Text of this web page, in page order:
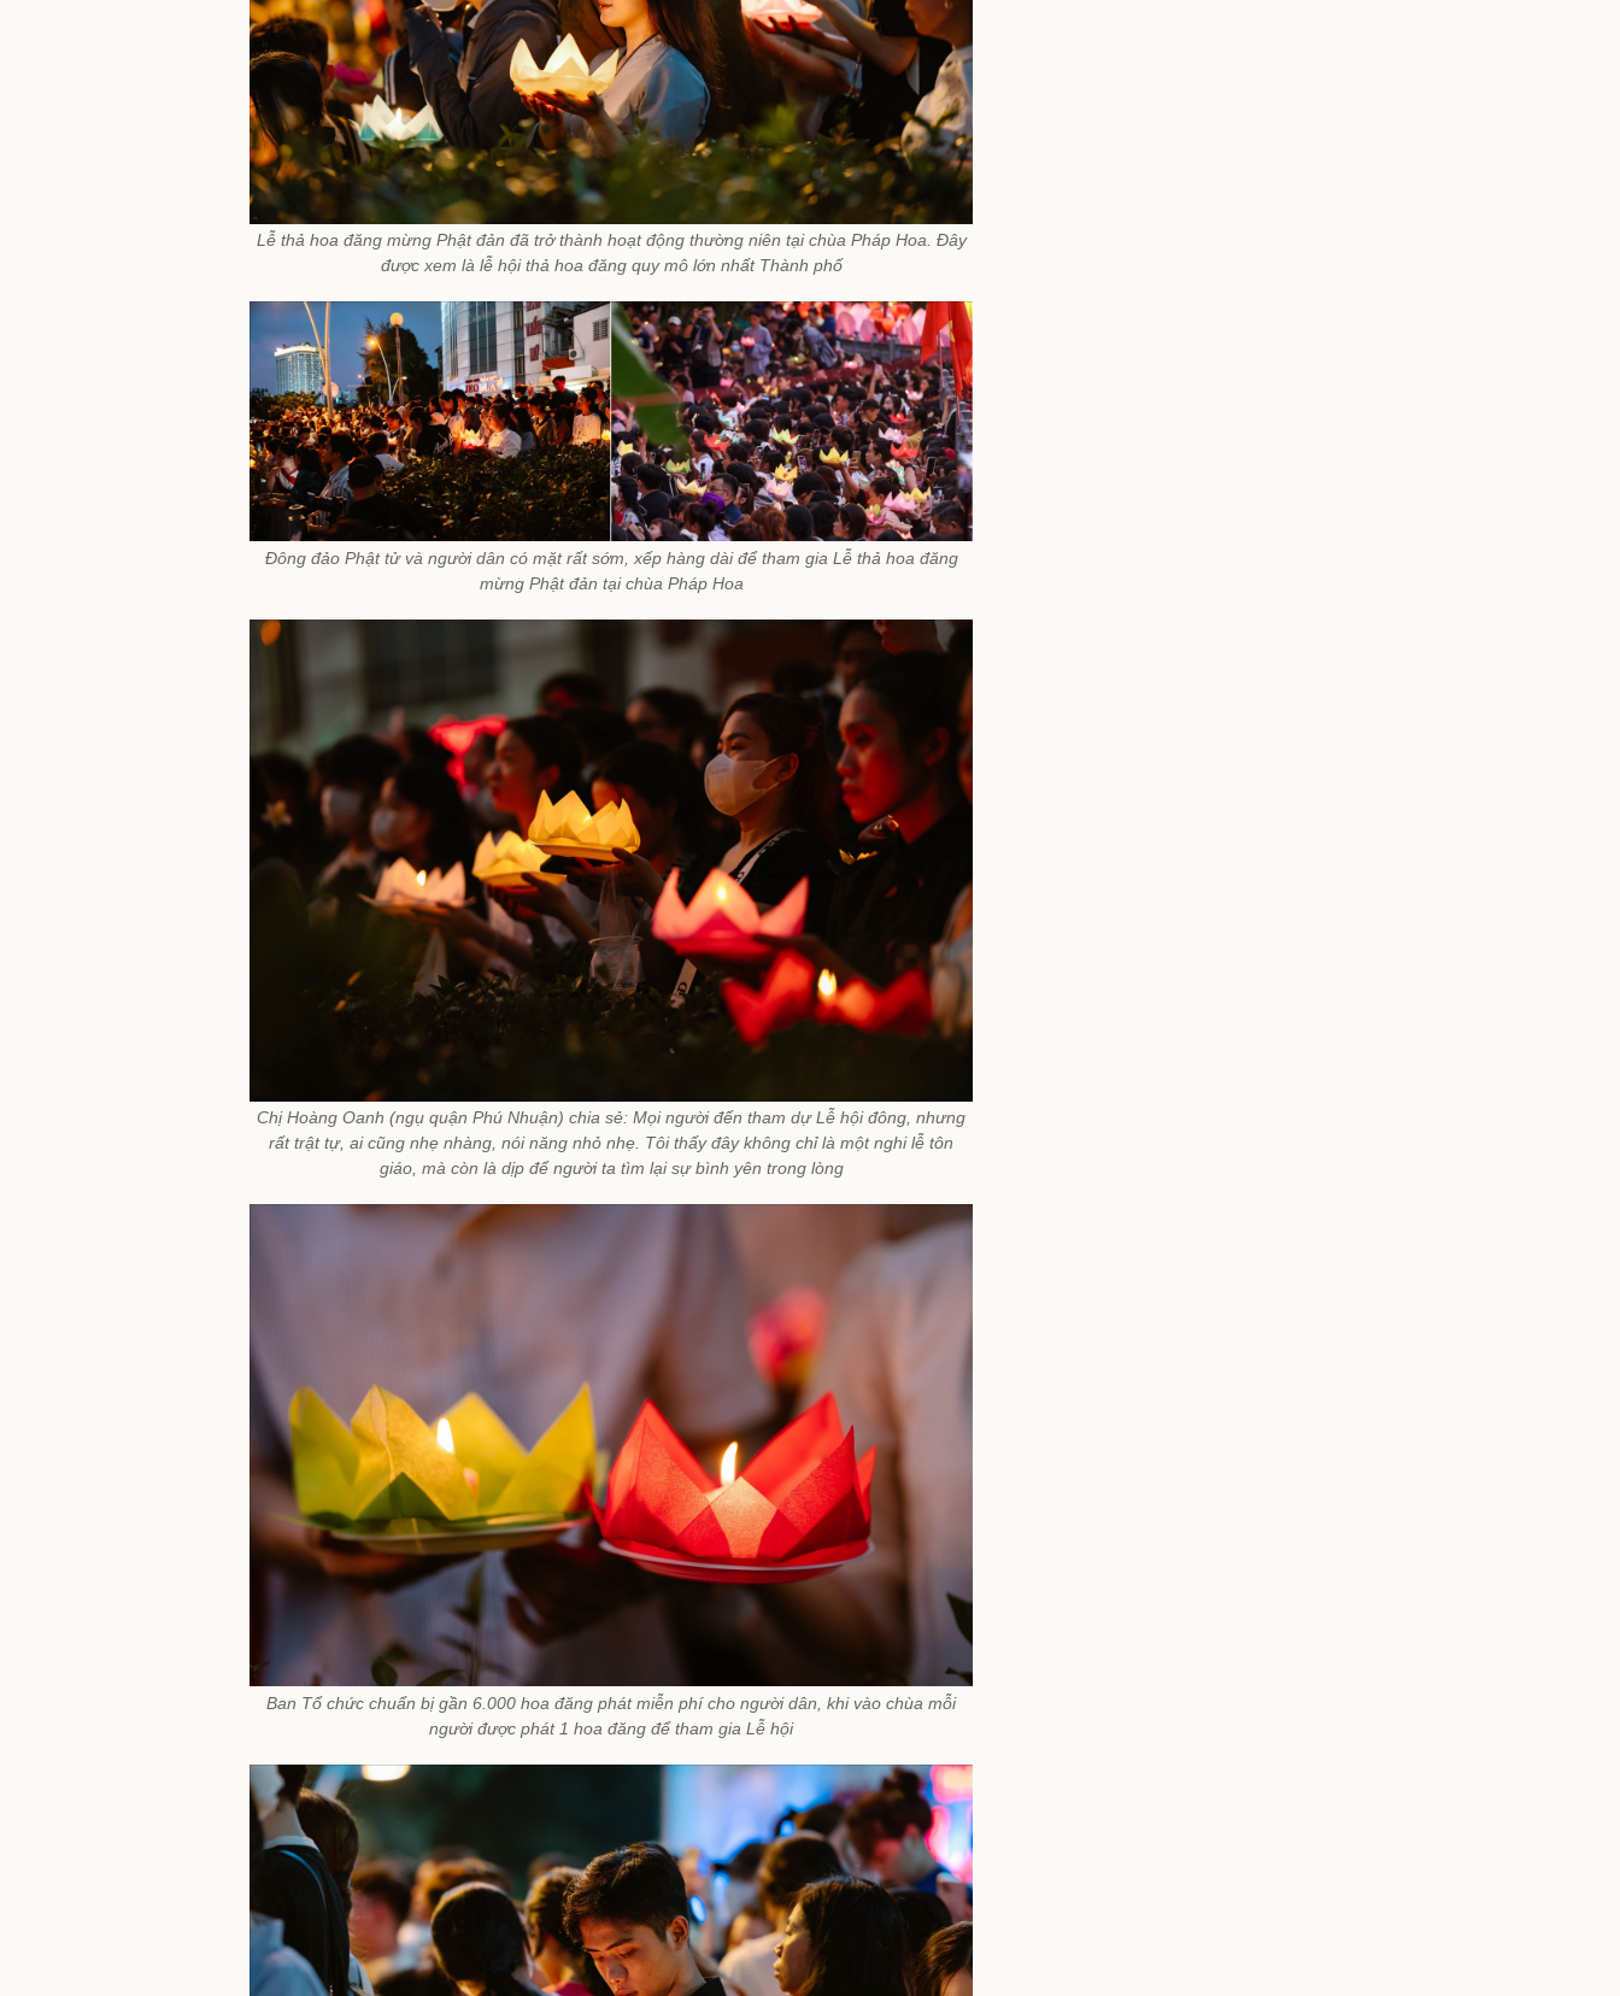
Lễ thả hoa đăng mừng Phật đản đã trở thành hoạt động thường niên tại chùa Pháp Hoa. Đây
được xem là lễ hội thả hoa đăng quy mô lớn nhất Thành phố
Đông đảo Phật tử và người dân có mặt rất sớm, xếp hàng dài để tham gia Lễ thả hoa đăng
mừng Phật đản tại chùa Pháp Hoa
Chị Hoàng Oanh (ngụ quận Phú Nhuận) chia sẻ: Mọi người đến tham dự Lễ hội đông, nhưng
rất trật tự, ai cũng nhẹ nhàng, nói năng nhỏ nhẹ. Tôi thấy đây không chỉ là một nghi lễ tôn
giáo, mà còn là dịp để người ta tìm lại sự bình yên trong lòng
Ban Tổ chức chuẩn bị gần 6.000 hoa đăng phát miễn phí cho người dân, khi vào chùa mỗi
người được phát 1 hoa đăng để tham gia Lễ hội